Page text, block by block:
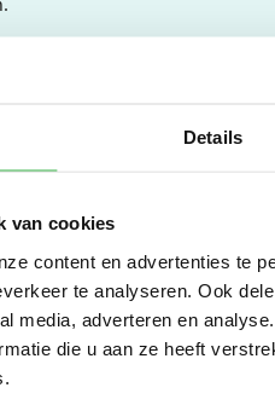
Details
van cookies
content en advertenties te
te analyseren. Ook
media, adverteren en
die u aan ze heeft
naar
en